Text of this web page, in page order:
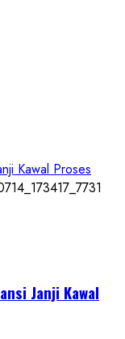
Kawal Proses
Janji Kawal